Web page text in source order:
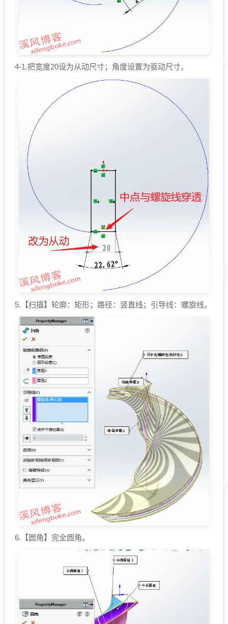
4-1.把宽度20设为从动尺寸；角度设置为驱动尺寸。
5.【扫描】轮廓：矩形；路径：竖直线；引导线：螺旋线。
6.【圆角】完全圆角。